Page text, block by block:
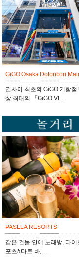
GiGO Osaka Dotonbori
간사이 최초의 GiGO 기함점
상 최대의 「GiGO VI...
PASELA RESORTS
같은 건물 안에 노래방, 다이
포츠&다트 바, ...